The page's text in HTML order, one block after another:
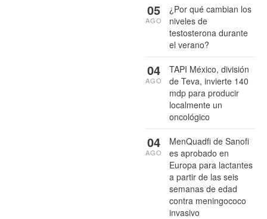
¿Por qué cambian los
niveles de
testosterona durante
el verano?
05
AGO
TAPI México, división
de Teva, invierte 140
mdp para producir
localmente un
oncológico
04
AGO
MenQuadfi de Sanofi
es aprobado en
Europa para lactantes
a partir de las seis
semanas de edad
contra meningococo
invasivo
04
AGO